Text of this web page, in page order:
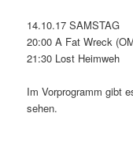
14.10.17 SAMSTAG
20:00 A Fat Wreck
21:30 Lost Heimweh
Im Vorprogramm gibt
sehen.